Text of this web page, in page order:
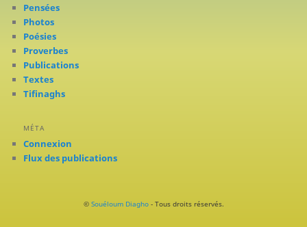
Pensées
Photos
Poésies
Proverbes
Publications
Textes
Tifinaghs
MÉTA
Connexion
Flux des publications
© Souéloum Diagho- Tous droits réservés.